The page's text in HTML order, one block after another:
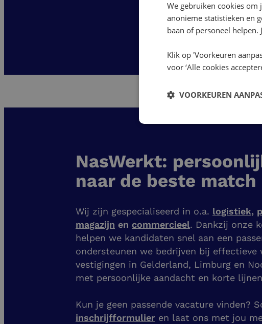
NasWerkt:
naar de beste match
Wij zijn gespecialiseerd in o.a. logistiek,
magazijn en commercieel. Dankzij onze
helpen we kandidaten snel aan een
ondersteunen we bedrijven bij effectieve
vestigingen in Gelderland, Limburg en
met persoonlijke aandacht en korte
Kun je geen passende vacature vinden?
inschrijfformulier en laat ons met jou
We gebruiken cookies om
anonieme statistieken en
baan of personeel helpen.
Klik op 'Voorkeuren
voor ‘Alle cookies
VOORKEUREN